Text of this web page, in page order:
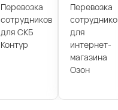
Перевозка
сотрудников
для СКБ
Контур
Перевозка
для
интернет-
магазина
Озон